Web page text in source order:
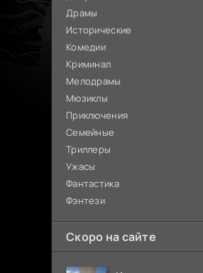
Драмы
Исторические
Комедии
Криминал
Мелодрамы
Мюзиклы
Приключения
Семейные
Триллеры
Ужасы
Фантастика
Фэнтези
Скоро на сайте